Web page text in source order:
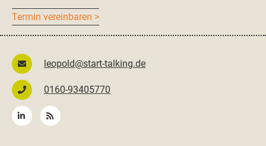
Ter­min vereinbaren >
leopold@start-talking.de
0160-93405770